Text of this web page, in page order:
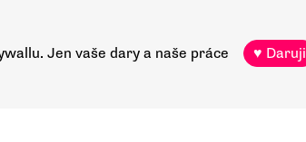
Jen vaše dary a naše práce ♥ Daruji